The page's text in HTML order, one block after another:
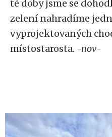
té doby jsme se
zelení nahradíme
vyprojektovaných
místostarosta. -nov-